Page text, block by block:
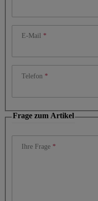
E-Mail
Telefon
Frage zum Artikel
Ihre Frage